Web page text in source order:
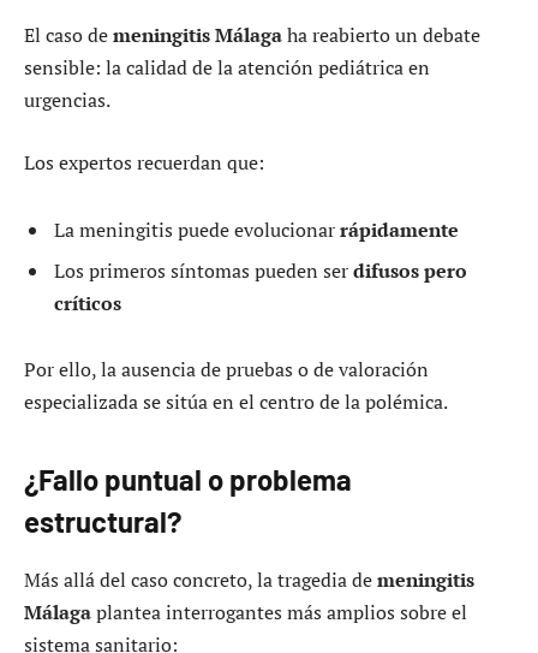
El caso demeningitis Málagaha reabierto un debate
sensible: la calidad de la atención pediátrica en
urgencias.
Los expertos recuerdan que:
La meningitis puede evolucionarrápidamente
Los primeros síntomas pueden serdifusos pero
críticos
Por ello, la ausencia de pruebas o de valoración
especializada se sitúa en el centro de la polémica.
¿Fallo puntual o problema
estructural?
Más allá del caso concreto, la tragedia demeningitis
Málagaplantea interrogantes más amplios sobre el
sistema sanitario: